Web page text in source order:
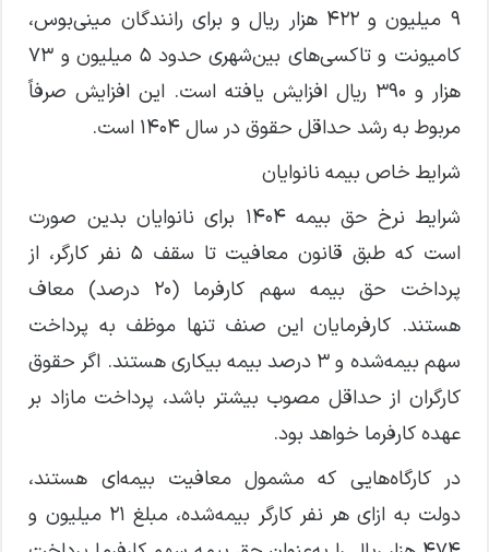
۹ میلیون و ۴۲۲ هزار ریال و برای رانندگان مینی‌بوس،
کامیونت و تاکسی‌های بین‌شهری حدود ۵ میلیون و ۷۳
هزار و ۳۹۰ ریال افزایش یافته است. این افزایش صرفاً
مربوط به رشد حداقل حقوق در سال ۱۴۰۴ است.
شرایط خاص بیمه نانوایان
شرایط نرخ حق بیمه ۱۴۰۴ برای نانوایان بدین صورت
است که طبق قانون معافیت تا سقف ۵ نفر کارگر، از
پرداخت حق بیمه سهم کارفرما (۲۰ درصد) معاف
هستند. کارفرمایان این صنف تنها موظف به پرداخت
سهم بیمه‌شده و ۳ درصد بیمه بیکاری هستند. اگر حقوق
کارگران از حداقل مصوب بیشتر باشد، پرداخت مازاد بر
عهده کارفرما خواهد بود.
در کارگاه‌هایی که مشمول معافیت بیمه‌ای هستند،
دولت به ازای هر نفر کارگر بیمه‌شده، مبلغ ۲۱ میلیون و